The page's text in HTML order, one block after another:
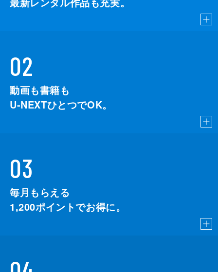
02
動画も書籍も
U-NEXTひとつでOK。
03
毎月もらえる
1,200ポイントでお得に。